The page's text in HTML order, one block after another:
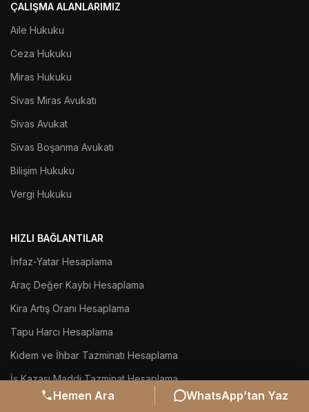
Hemen Ara WhatsApp’tan Yaz
ÇALIŞMA ALANLARIMIZ
Aile Hukuku
Ceza Hukuku
Miras Hukuku
Sivas Miras Avukatı
Sivas Avukat
Sivas Boşanma Avukatı
Bilişim Hukuku
Vergi Hukuku
HIZLI BAĞLANTILAR
İnfaz-Yatar Hesaplama
Araç Değer Kaybı Hesaplama
Kira Artış Oranı Hesaplama
Tapu Harcı Hesaplama
Kıdem ve İhbar Tazminatı Hesaplama
İş Kazası Maddi Tazminat Hesaplama